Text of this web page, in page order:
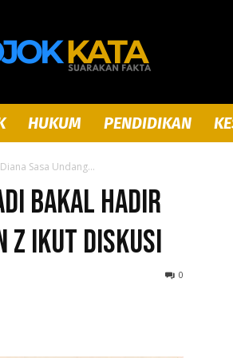
Pojok
Kata
HUKUM PENDIDIKAN
Sasa Undang...
Bakal Hadir
Z Ikut Diskusi
0